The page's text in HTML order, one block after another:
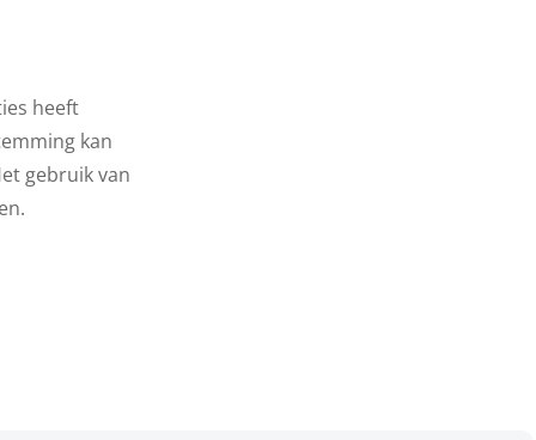
heeft
kan
gebruik van